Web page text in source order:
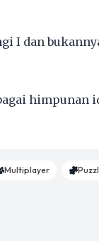
I dan
himpunan